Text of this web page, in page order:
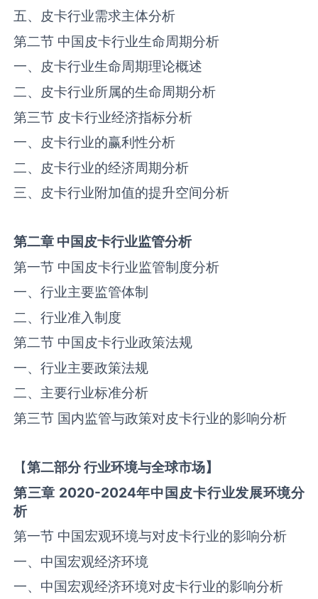
五、‌‌皮卡‌‌‌行业需求主体分析
第二节 中国‌‌皮卡‌‌‌行业生命周期分析
一、‌‌皮卡‌‌‌行业生命周期理论概述
二、‌‌皮卡‌‌‌行业所属的生命周期分析
第三节 ‌‌皮卡‌‌‌行业经济指标分析
一、‌‌皮卡‌‌‌行业的赢利性分析
二、‌‌皮卡‌‌‌行业的经济周期分析
三、‌‌皮卡‌‌‌行业附加值的提升空间分析
第二章 中国皮卡行业监管分析
第一节 中国‌‌皮卡‌‌‌行业监管制度分析
一、行业主要监管体制
二、行业准入制度
第二节 中国‌‌皮卡‌‌‌行业政策法规
一、行业主要政策法规
二、主要行业标准分析
第三节 国内监管与政策对‌‌皮卡‌‌‌行业的影响分析
【第二部分行业环境与全球市场】
第三章 2020-2024年中国皮卡行业发展环境分
析
第一节 中国宏观环境与对‌‌皮卡‌‌‌行业的影响分析
一、中国宏观经济环境
一、中国宏观经济环境对‌‌皮卡‌‌‌行业的影响分析